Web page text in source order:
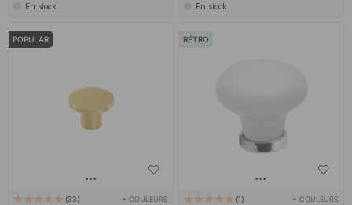
En stock En stock
POPULAR
33 + COULEURS
RÉTRO
1 + COULEURS